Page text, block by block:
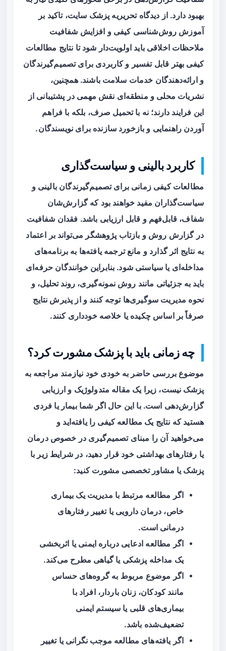
بهبود دارد. از دیدگاه تحریریه پزشک سایت، تاکید بر
آموزش روش‌شناسی کیفی و افزایش شفافیت
ملاحظات اخلاقی باید اولویت‌دار شود تا نتایج مطالعات
کیفی بهتر قابل تفسیر و کاربردی برای تصمیم‌گیرندگان
و ارائه‌دهندگان خدمات سلامت باشند. همچنین،
نشریات محلی و منطقه‌ای نقش مهمی در پشتیبانی از
این فرایند دارند؛ نه با تحمیل صرف، بلکه با فراهم
آوردن راهنمایی و بازخورد سازنده برای نویسندگان.
کاربرد بالینی و سیاست‌گذاری
مطالعات کیفی زمانی برای تصمیم‌گیرندگان بالینی و
سیاست‌گذاران مفید خواهند بود که گزارش‌شان
شفاف، قابل‌فهم و قابل ارزیابی باشد. فقدان شفافیت
در گزارش روش و بازتاب پژوهشگر می‌تواند بر اعتماد
به نتایج اثر گذارد و مانع ترجمه یافته‌ها به برنامه‌های
مداخله‌ای یا سیاستی شود. بنابراین خوانندگان حرفه‌ای
باید به جزئیاتی مانند روش نمونه‌گیری، روند تحلیل، و
نحوه مدیریت سوگیری‌ها توجه کنند و از پذیرش نتایج
صرفاً بر اساس چکیده یا خلاصه خودداری کنند.
چه زمانی باید با پزشک مشورت کرد؟
موضوع بررسی حاضر به خودی خود نیازمند مراجعه به
پزشک نیست، زیرا یک مقاله متدولوژیک و ارزیابی
گزارش‌دهی است. با این حال اگر شما بیمار یا فردی
هستید که نتایج یک مطالعه کیفی را یافته‌اید و
می‌خواهید آن را مبنای تصمیم‌گیری در خصوص درمان
یا رفتارهای بهداشتی خود قرار دهید، در شرایط زیر با
پزشک یا مشاور تخصصی مشورت کنید:
اگر مطالعه مرتبط با مدیریت یک بیماری
خاص، درمان دارویی یا تغییر رفتارهای
درمانی است.
اگر مطالعه ادعایی درباره ایمنی یا اثربخشی
یک مداخله پزشکی یا گیاهی مطرح می‌کند.
اگر موضوع مربوط به گروه‌های حساس
مانند کودکان، زنان باردار، افراد با
بیماری‌های قلبی یا سیستم ایمنی
تضعیف‌شده باشد.
اگر یافته‌های مطالعه موجب نگرانی یا تغییر